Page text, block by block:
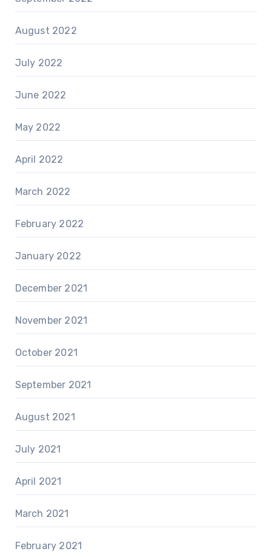
August 2022
July 2022
June 2022
May 2022
April 2022
March 2022
February 2022
January 2022
December 2021
November 2021
October 2021
September 2021
August 2021
July 2021
April 2021
March 2021
February 2021